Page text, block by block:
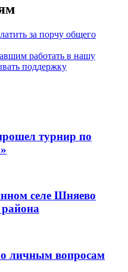
за порчу общего
работать в нашу
поддержку
турнир по
селе Шняево
личным вопросам